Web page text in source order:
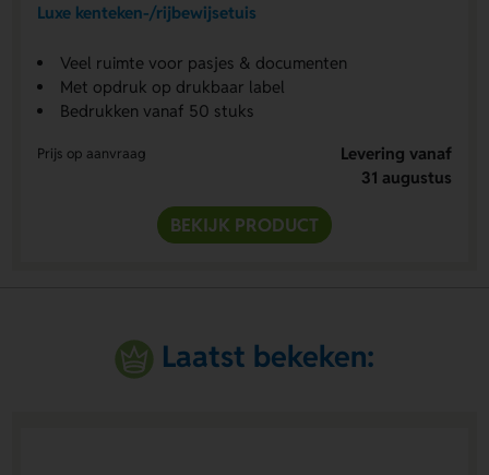
Luxe kenteken-/rijbewijsetuis
Veel ruimte voor pasjes & documenten
Met opdruk op drukbaar label
Bedrukken vanaf 50 stuks
Prijs op aanvraag
Levering vanaf
31 augustus
BEKIJK PRODUCT
Laatst bekeken: